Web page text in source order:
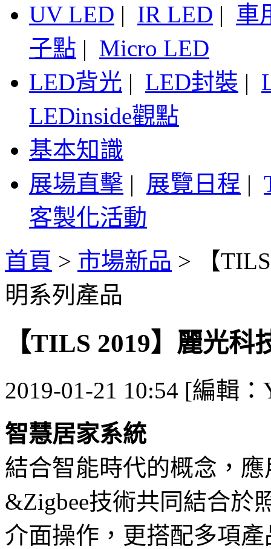
UV LED | IR LED | 車
子點 | Micro LED
LED背光 | LED封裝 |
LEDinside觀點
基本知識
展場直擊 | 展覽日程 |
客製化活動
首頁 > 市場新品 >
【
明系列產品
【TILS 2019】麗光
2019-01-21 10:54 [編輯
智慧居家系統
結合智能時代的概念，應
&Zigbee技術共同結合於
介面操作，更搭配多項